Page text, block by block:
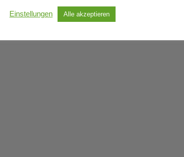
Einstellungen Alle akzeptieren